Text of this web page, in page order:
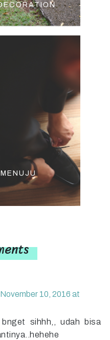
November 10, 2016 at
bnget sihhh,, udah bisa